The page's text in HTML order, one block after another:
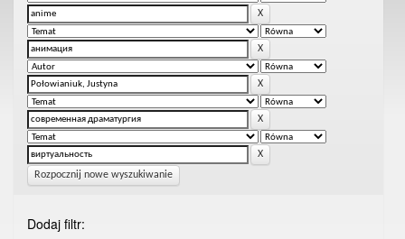
Rozpocznij nowe wyszukiwanie
Dodaj filtr: